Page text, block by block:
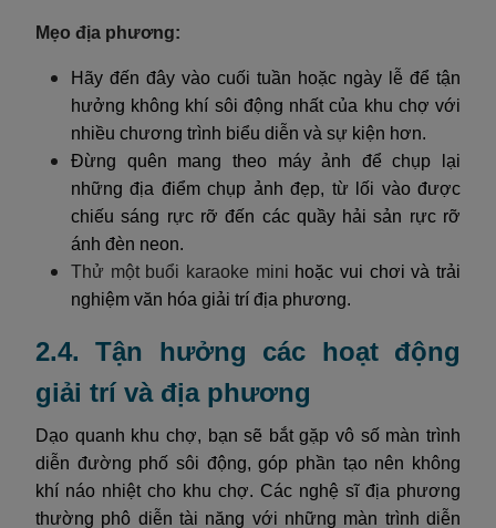
Mẹo địa phương:
Hãy đến đây vào cuối tuần hoặc ngày lễ để tận
hưởng không khí sôi động nhất của khu chợ với
nhiều chương trình biểu diễn và sự kiện hơn.
Đừng quên mang theo máy ảnh để chụp lại
những địa điểm chụp ảnh đẹp, từ lối vào được
chiếu sáng rực rỡ đến các quầy hải sản rực rỡ
ánh đèn neon.
Thử một buổi karaoke mini hoặc vui chơi và trải
nghiệm văn hóa giải trí địa phương.
2.4. Tận hưởng các hoạt động
giải trí và địa phương
Dạo quanh khu chợ, bạn sẽ bắt gặp vô số màn trình
diễn đường phố sôi động, góp phần tạo nên không
khí náo nhiệt cho khu chợ. Các nghệ sĩ địa phương
thường phô diễn tài năng với những màn trình diễn